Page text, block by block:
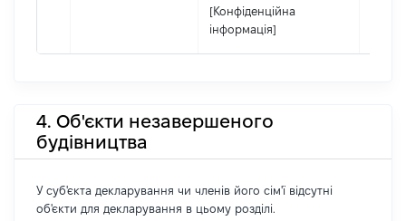
[Конфіденційна
інформація]
4. Об'єкти незавершеного
будівництва
У суб'єкта декларування чи членів його сім'ї відсутні
об'єкти для декларування в цьому розділі.